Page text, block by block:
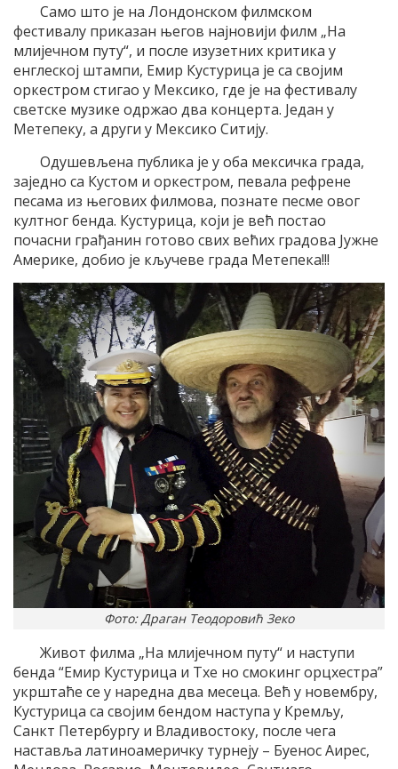
Само што је на Лондонском филмском
фестивалу приказан његов најновији филм „На
млијечном путу“, и после изузетних критика у
енглеској штампи, Емир Кустурица је са својим
оркестром стигао у Мексико, где је на фестивалу
светске музике одржао два концерта. Један у
Метепеку, а други у Мексико Ситију.
Одушевљена публика је у оба мексичка града,
заједно са Кустом и оркестром, певала рефрене
песама из његових филмова, познате песме овог
култног бенда. Кустурица, који је већ постао
почасни грађанин готово свих већих градова Јужне
Америке, добио је кључеве града Метепека!!!
Фото: Драган Теодоровић Зеко
Живот филма „На млијечном путу“ и наступи
бенда “Емир Кустурица и Тхе но смокинг орцхестра”
укрштаће се у наредна два месеца. Већ у новембру,
Кустурица са својим бендом наступа у Кремљу,
Санкт Петербургу и Владивостоку, после чега
наставља латиноамеричку турнеју – Буенос Аирес,